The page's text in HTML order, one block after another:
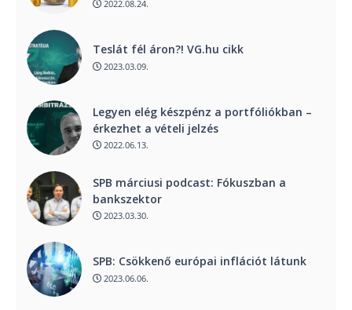
2022.08.24.
Teslát fél áron?! VG.hu cikk
2023.03.09.
Legyen elég készpénz a portfóliókban –
érkezhet a vételi jelzés
2022.06.13.
SPB márciusi podcast: Fókuszban a
bankszektor
2023.03.30.
SPB: Csökkenő európai inflációt látunk
2023.06.06.